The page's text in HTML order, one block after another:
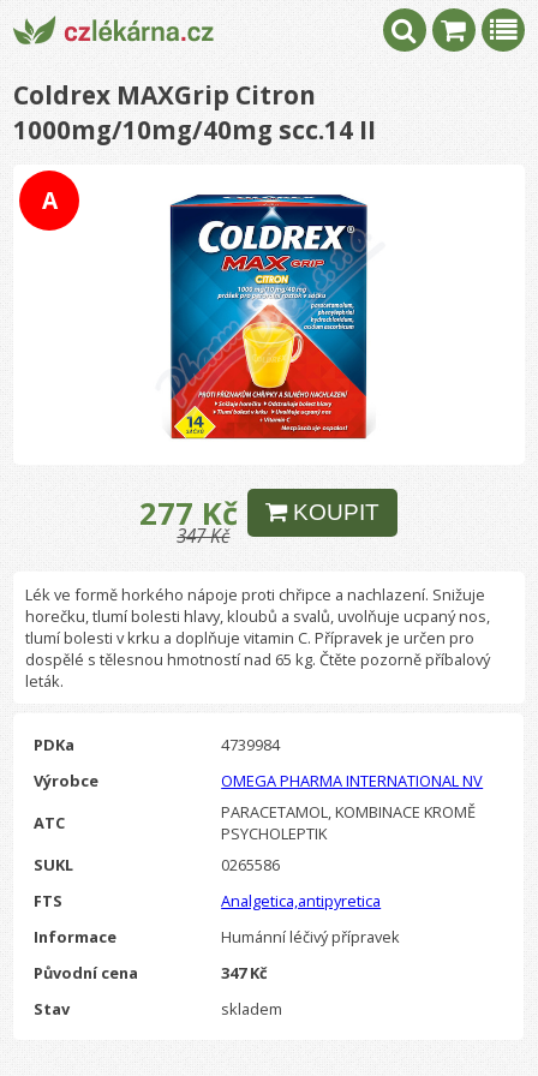
Coldrex MAXGrip Citron
1000mg/10mg/40mg scc.14 II
A
277 Kč
347 Kč
KOUPIT
Lék ve formě horkého nápoje proti chřipce a nachlazení. Snižuje
horečku, tlumí bolesti hlavy, kloubů a svalů, uvolňuje ucpaný nos,
tlumí bolesti v krku a doplňuje vitamin C. Přípravek je určen pro
dospělé s tělesnou hmotností nad 65 kg. Čtěte pozorně příbalový
leták.
PDKa
4739984
Výrobce
OMEGA PHARMA INTERNATIONAL NV
ATC
PARACETAMOL, KOMBINACE KROMĚ
PSYCHOLEPTIK
SUKL
0265586
FTS
Analgetica,antipyretica
Informace
Humánní léčivý přípravek
Původní cena
347 Kč
Stav
skladem